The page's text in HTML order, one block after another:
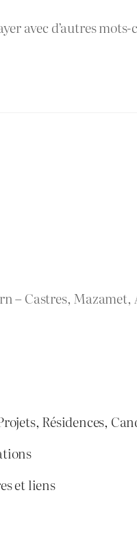
avec d’autres mots-
– Castres,
Résidences,
et liens